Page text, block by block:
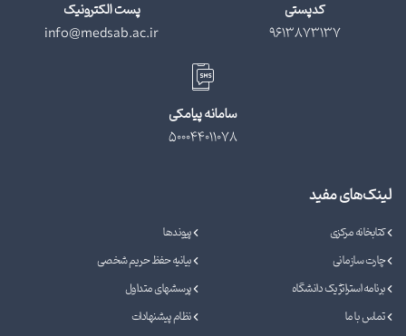
کدپستی
9613873137
پست الکترونیک
info@medsab.ac.ir
سامانه پیامکی
500044011078
لینک‌های مفید
کتابخانه مرکزی
پیوندها
چارت سازمانی
بیانیه حفظ حریم شخصی
برنامه استراتژیک دانشگاه
پرسشهای متداول
تماس با ما
نظام پیشنهادات